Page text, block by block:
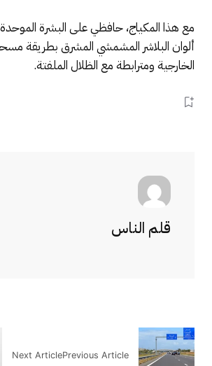
مع هذا المكياج، حافظي على البشرة
ألوان البلاشر المشمشي المشرق بطريقة
الخارجية ومترابطة مع الظلال الملفتة.
قلم الناس
Previous Article
Next Article